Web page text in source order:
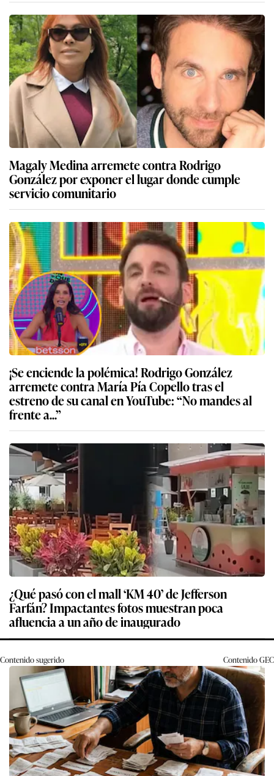
Magaly Medina arremete contra Rodrigo
González por exponer el lugar donde cumple
servicio comunitario
¡Se enciende la polémica! Rodrigo González
arremete contra María Pía Copello tras el
estreno de su canal en YouTube: “No mandes al
frente a...”
¿Qué pasó con el mall ‘KM 40’ de Jefferson
Farfán? Impactantes fotos muestran poca
afluencia a un año de inaugurado
Contenido sugerido ContenidoGEC